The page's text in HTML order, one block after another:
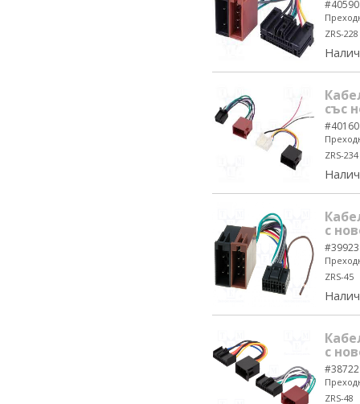
#40590
ZRS-228
със
#40160
ZRS-234
с
#39923
ZRS-45
с
#38722
ZRS-48